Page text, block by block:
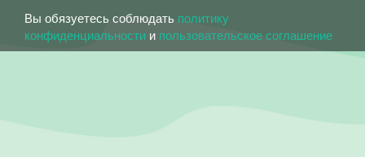
Вы обязуетесь соблюдать политику
конфиденциальности и пользовательское соглашение